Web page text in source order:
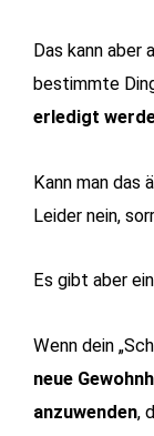
Das kann aber
bestimmte
erledigt
Kann man das
Leider nein,
Es gibt aber
Wenn dein
neue
anzuwenden,